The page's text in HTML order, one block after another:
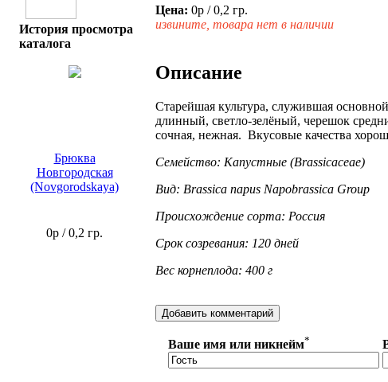
История просмотра
каталога
Брюква
Новгородская
(Novgorodskaya)
0р / 0,2 гр.
Цена: 0р / 0,2 гр.
извините, товара нет в наличии
Описание
Старейшая культура, служившая
длинный, светло-зелёный, черешок
сочная, нежная. Вкусовые качества
Семейство: Капустные (Brassicaceae)
Вид: Brassica napus Napobrassica Group
Происхождение сорта: Россия
Срок созревания: 120 дней
Вес корнеплода: 400 г
Ваше имя или никнейм*